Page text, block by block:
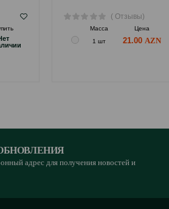
( Отзывы)
Масса Цена
1 шт
21.00
адрес для получения новостей и